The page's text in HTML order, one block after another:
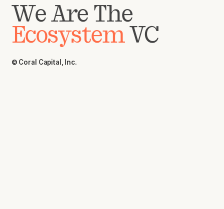
We Are The
EcosystemVC
© Coral Capital, Inc.